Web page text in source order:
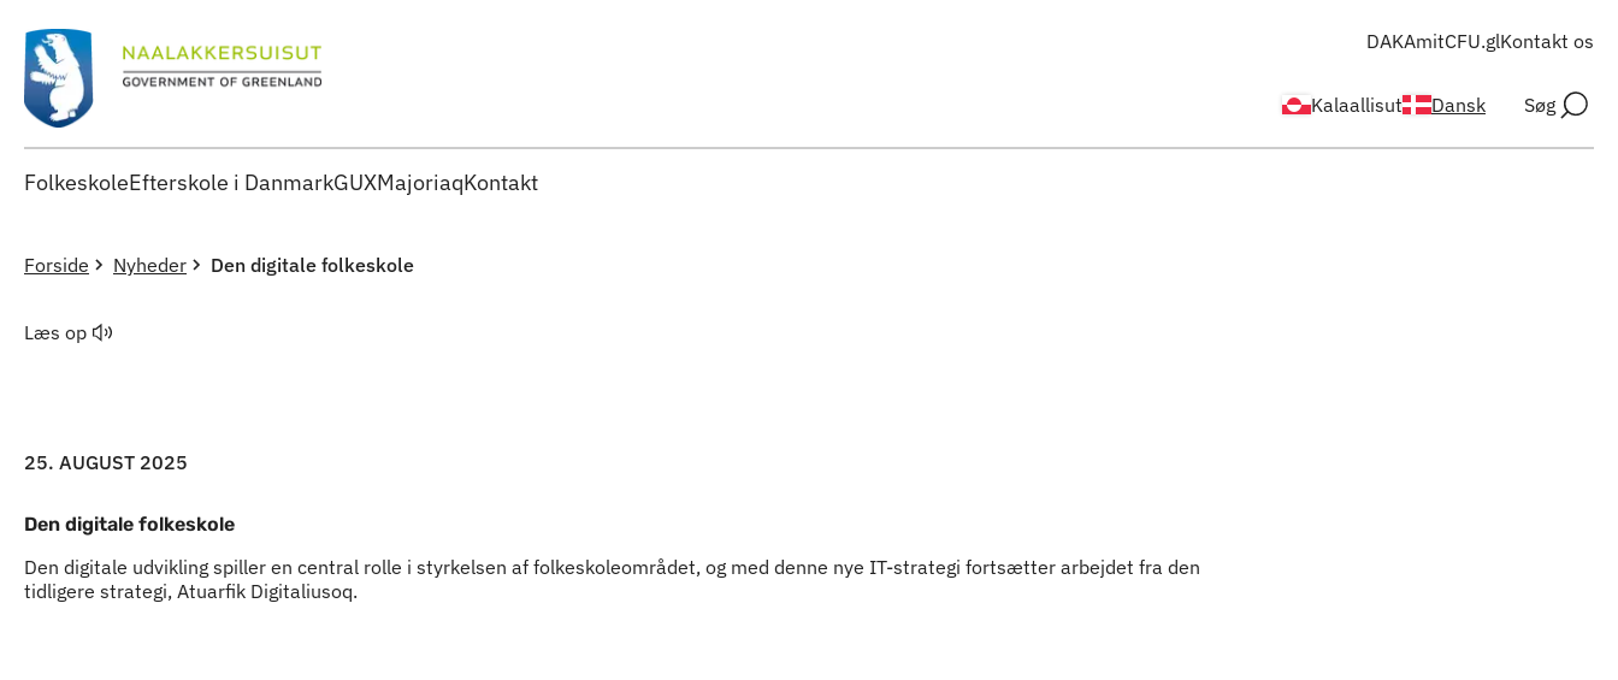
Kalaallisut Dansk Søg
DAKAmitCFU.glKontakt os
FolkeskoleEfterskole i DanmarkGUXMajoriaqKontakt
Forside Nyheder Den digitale folkeskole
Læs op
25. AUGUST 2025
Den digitale folkeskole
Den digitale udvikling spiller en central rolle i styrkelsen af folkeskoleområdet, og med denne nye IT-strategi fortsætter arbejdet fra den
tidligere strategi, Atuarfik Digitaliusoq.